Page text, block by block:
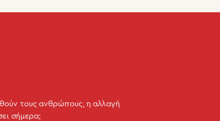
τους ανθρώπους, η αλλαγή
σήμερα;